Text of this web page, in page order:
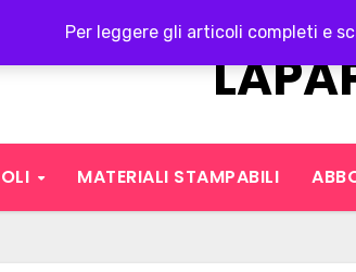
Per leggere gli articoli completi e
MATERIALI STAMPABILI